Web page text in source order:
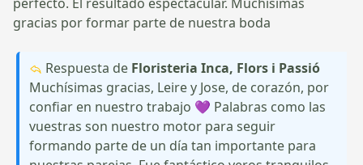
gracias por formar parte de nuestra boda
Respuesta de Floristeria Inca, Flors i Passió
Muchísimas gracias, Leire y Jose, de corazón, por
confiar en nuestro trabajo 💜 Palabras como las
vuestras son nuestro motor para seguir
formando parte de un día tan importante para